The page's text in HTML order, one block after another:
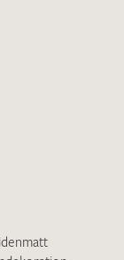
Daten
werden.